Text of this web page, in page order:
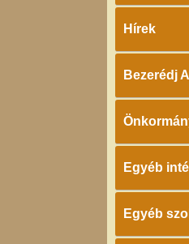
Hírek
Bezerédj
Egyéb
Egyéb